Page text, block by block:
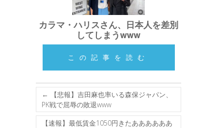
カラマ・ハリスさん、日本人を差別
してしまうwww
この記事を読む
←
【悲報】吉田麻也率いる森保ジャパン、
PK戦で屈辱の敗退www
【速報】最低賃金1050円きたああああああ